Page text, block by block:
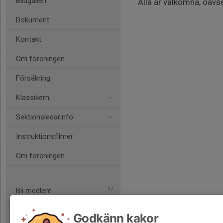
Dokument
Kontakt
Om föreningen
Försäkring
Klassikern
Sektionsledarinfo
Instruktionsfilmer
Om föreningen
Bli medlem
Alla är välkomna,
Godkänn kakor